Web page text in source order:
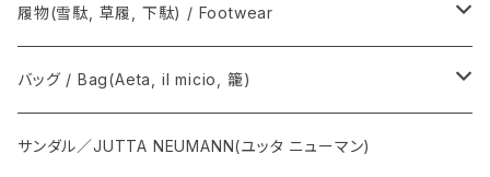
OUTDOOR KIMONO / アウトドア キモノ
T.T / ティーティー
NEAT / ニート
COMOLI / コモリ
Graphpaper / グラフペーパー
履物(雪駄, 草履, 下駄) / Footwear
雪駄, 草履 / Setta, Zori
下駄 / Geta
バッグ / Bag(Aeta, il micio, 籠)
Aeta / アエタ, CHACOLI / チャコリ
サンダル／JUTTA NEUMANN(ユッタ ニューマン)